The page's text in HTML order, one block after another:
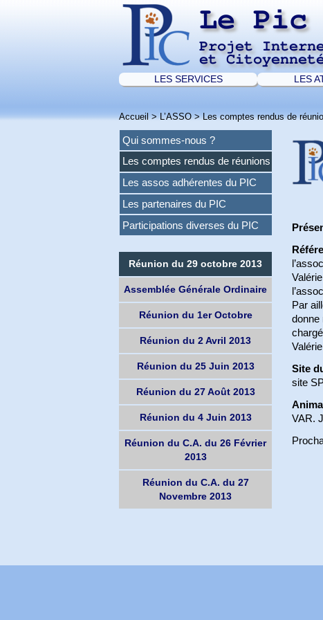
Le Pic
Projet
et
LES SERVICES LES
Accueil>L’ASSO>Les comptes rendus de
Qui sommes-nous ?
Les comptes rendus de réunions
Les assos adhérentes du PIC
Les partenaires du PIC
Participations diverses du PIC
Réunion du 29 octobre 2013
Assemblée Générale Ordinaire
Réunion du 1er Octobre
Réunion du 2 Avril 2013
Réunion du 25 Juin 2013
Réunion du 27 Août 2013
Réunion du 4 Juin 2013
Réunion du C.A. du 26 Février
2013
Réunion du C.A. du 27
Novembre 2013
Par
donne
Site
site
VAR.